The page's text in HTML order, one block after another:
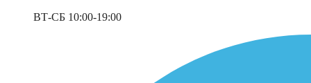
ВТ-СБ 10:00-19:00